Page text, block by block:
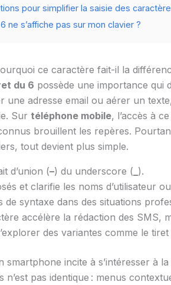
pour simplifier la saisie des
ne s’affiche pas sur mon clavier ?
ce caractère fait-il la
du 6 possède une importance qui
adresse email ou aérer un
Sur téléphone mobile, l’accès à
brouillent les repères.
tout devient plus simple.
d’union (–) du underscore ( ).
et clarifie les noms d’utilisateur ou
de syntaxe dans des situations
accélère la rédaction des SMS,
des variantes comme le
incite à s’intéresser à
pas identique : menus